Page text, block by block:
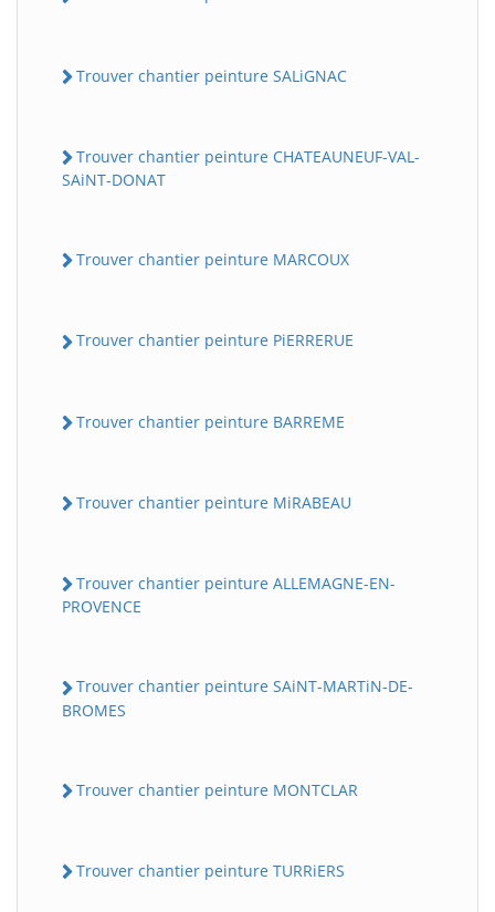
Trouver chantier peinture SALiGNAC
Trouver chantier peinture CHATEAUNEUF-VAL-
SAiNT-DONAT
Trouver chantier peinture MARCOUX
Trouver chantier peinture PiERRERUE
Trouver chantier peinture BARREME
Trouver chantier peinture MiRABEAU
Trouver chantier peinture ALLEMAGNE-EN-
PROVENCE
Trouver chantier peinture SAiNT-MARTiN-DE-
BROMES
Trouver chantier peinture MONTCLAR
Trouver chantier peinture TURRiERS